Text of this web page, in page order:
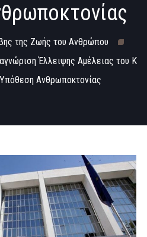
της Ζωής του Ανθρώπου
Έλλειψης Αμέλειας του Κ
Ανθρωποκτονίας